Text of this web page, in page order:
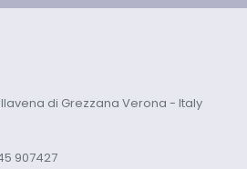
di Grezzana Verona - Italy
907427